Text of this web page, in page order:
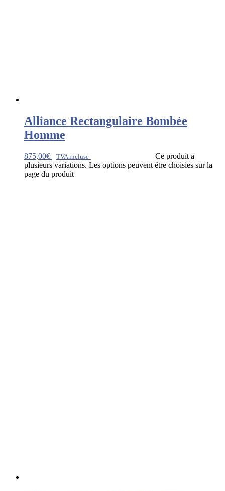
Alliance Rectangulaire Bombée
Homme
875,00€ TVA incluse
Ce produit a
plusieurs variations. Les options peuvent être choisies sur la
page du produit